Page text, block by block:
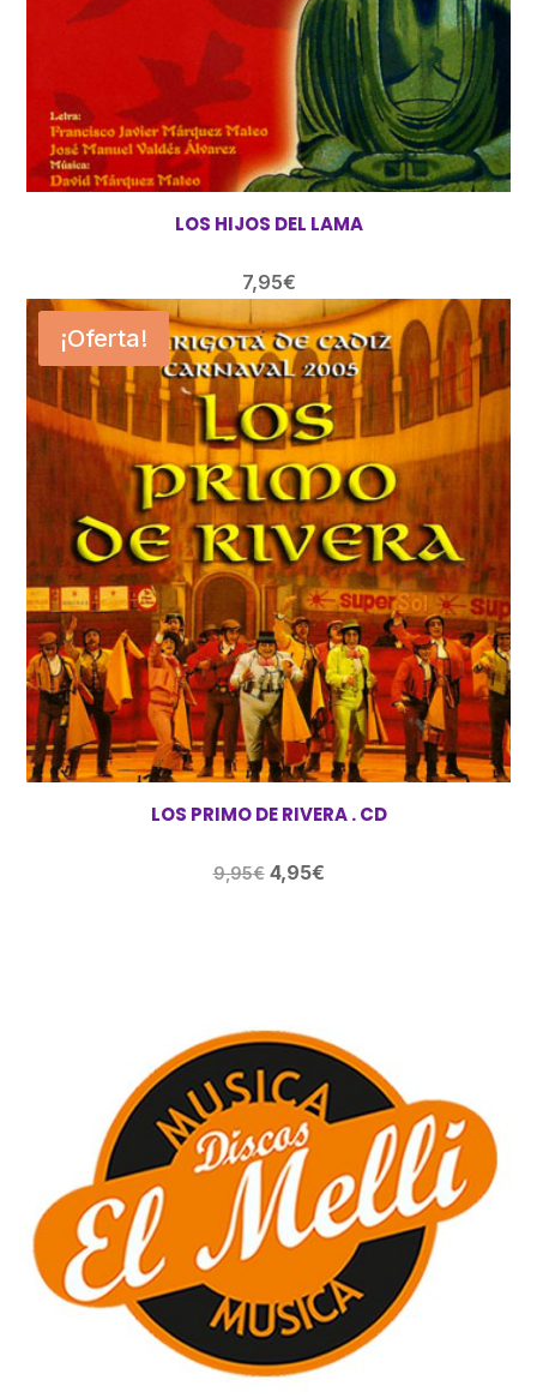
LOS HIJOS DEL LAMA
7,95€
¡Oferta!
LOS PRIMO DE RIVERA . CD
9,95€ El
4,95€El